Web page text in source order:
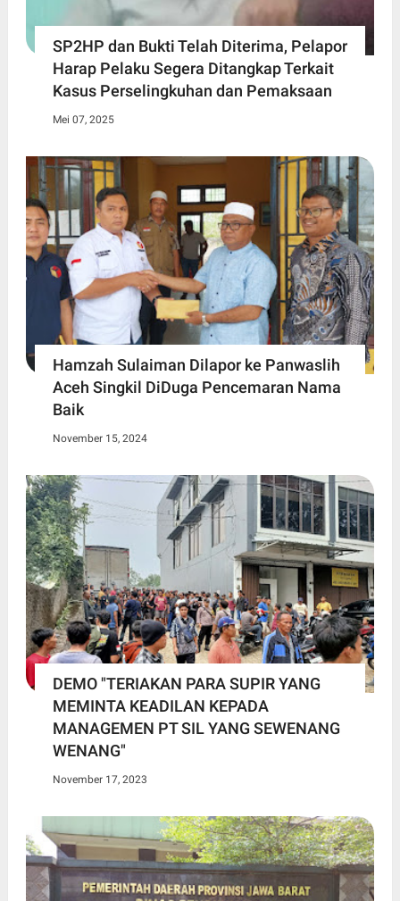
SP2HP dan Bukti Telah Diterima, Pelapor
Harap Pelaku Segera Ditangkap Terkait
Kasus Perselingkuhan dan Pemaksaan
Mei 07, 2025
Hamzah Sulaiman Dilapor ke Panwaslih
Aceh Singkil DiDuga Pencemaran Nama
Baik
November 15, 2024
DEMO "TERIAKAN PARA SUPIR YANG
MEMINTA KEADILAN KEPADA
MANAGEMEN PT SIL YANG SEWENANG
WENANG"
November 17, 2023